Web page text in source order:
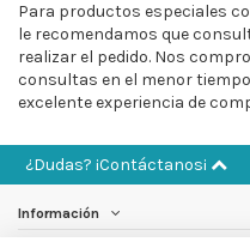
Para productos especiales
le recomendamos que
realizar el pedido. Nos
consultas en el menor
excelente experiencia de
¿Dudas? ¡Contáctanos¡
Información